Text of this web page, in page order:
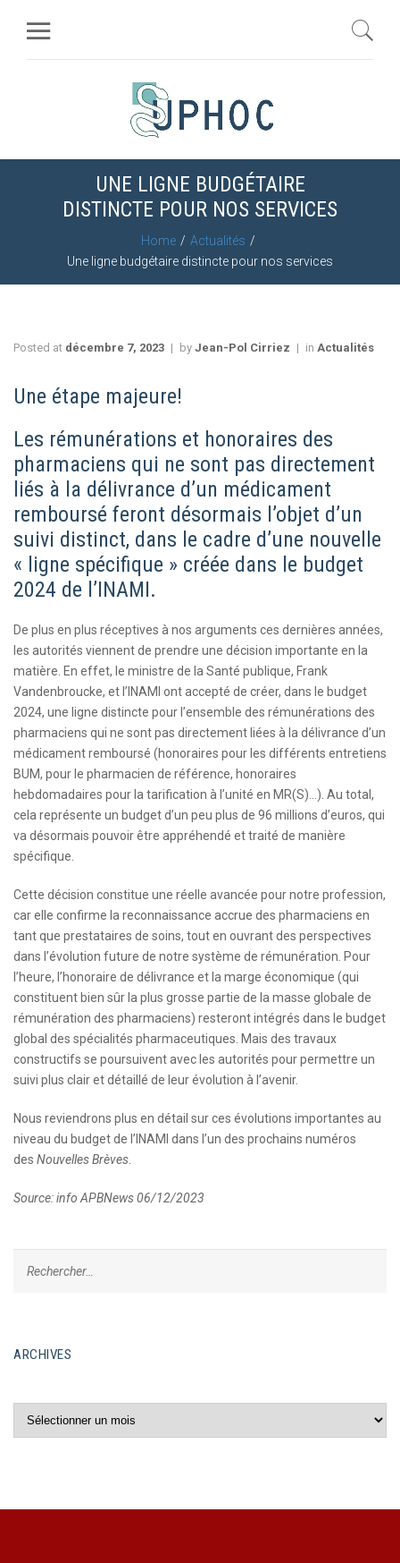
UNE LIGNE BUDGÉTAIRE
DISTINCTE POUR NOS SERVICES
Home
Actualités
Une ligne budgétaire distincte pour nos services
Posted at décembre 7, 2023 by Jean-Pol Cirriez in Actualités
Une étape majeure!
Les rémunérations et honoraires des
pharm​aciens qui ne sont pas directement
liés à la délivrance d’un médicament
remboursé feront désormais l’objet d’un
suivi distinct, dans le cadre d’une nouvelle
« ligne spécifique » créée dans le budget
2024 de l’INAMI.
De plus en plus réceptives à nos arguments ces dernières années,
les autorités viennent de prendre une décision importante en la
matière. En effet, le ministre de la Santé publique, Frank
Vandenbroucke, et l’INAMI ont accepté de créer, dans le budget
2024, une ligne distincte pour l’ensemble des rémunérations des
pharmaciens qui ne sont pas directement liées à la délivrance d’un
médicament remboursé (honoraires pour les différents entretiens
BUM, pour le pharmacien de référence, honoraires
hebdomadaires pour la tarification à l’unité en MR(S)…). Au total,
cela représente un budget d’un peu plus de 96 millions d’euros, qui
va désormais pouvoir être appréhendé et traité de manière
spécifique.
Cette décision constitue une réelle avancée pour notre profession,
car elle confirme la reconnaissance accrue des pharmaciens en
tant que prestataires de soins, tout en ouvrant des perspectives
dans l’évolution future de notre système de rémunération. Pour
l’heure, l’honoraire de délivrance et la marge économique (qui
constituent bien sûr la plus grosse partie de la masse globale de
rémunération des pharmaciens) resteront intégrés dans le budget
global des spécialités pharmaceutiques. Mais des travaux
constructifs se poursuivent avec les autorités pour permettre un
suivi plus clair et détaillé de leur évolution à l’avenir.
Nous reviendrons plus en détail sur ces évolutions importantes au
niveau du budget de l’INAMI dans l’un des prochains numéros
des Nouvelles Brèves
Source: info APBNews 06/12/2023
ARCHIVES